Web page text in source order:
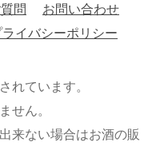
問
お問い合わせ
ライバシーポリシー
れています。
せん。
来ない場合はお酒の販